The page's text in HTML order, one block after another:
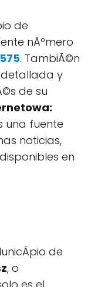
de
nÃºmero
. TambiÃ©n
detallada y
de su
una fuente
noticias,
en
de
, o